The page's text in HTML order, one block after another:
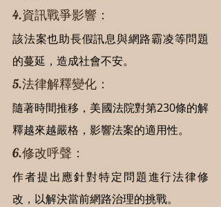
4.資訊戰爭影響：
該法案也助長假訊息與網路霸凌等問題
的蔓延，造成社會不安。
5.法律解釋變化：
隨著時間推移，美國法院對第230條的解
釋越來越嚴格，影響法案的適用性。
6.修改呼聲：
作者提出應針對特定問題進行法律修
改，以解決當前網路治理的挑戰。